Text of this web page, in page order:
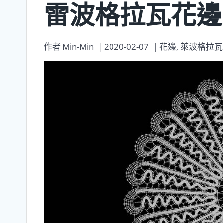
雷波格拉瓦花
作者 Min-Min 2020-02-07 花邊, 萊波格拉瓦